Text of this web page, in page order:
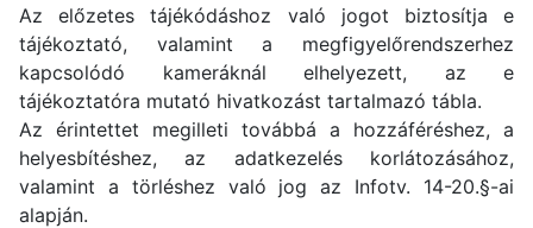
Az előzetes tájékódáshoz való jogot biztosítja e
tájékoztató, valamint a megfigyelőrendszerhez
kapcsolódó kameráknál elhelyezett, az e
tájékoztatóra mutató hivatkozást tartalmazó tábla.
Az érintettet megilleti továbbá a hozzáféréshez, a
helyesbítéshez, az adatkezelés korlátozásához,
valamint a törléshez való jog az Infotv. 14-20.§-ai
alapján.